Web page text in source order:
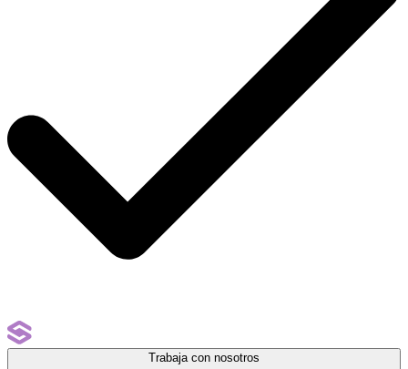
Trabaja con nosotros